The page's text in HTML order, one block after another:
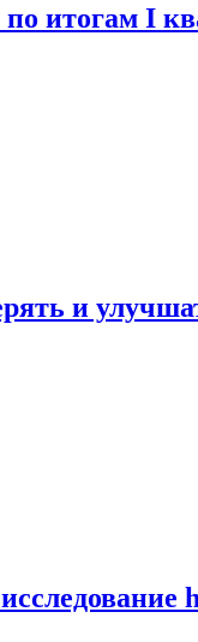
итогам I
и